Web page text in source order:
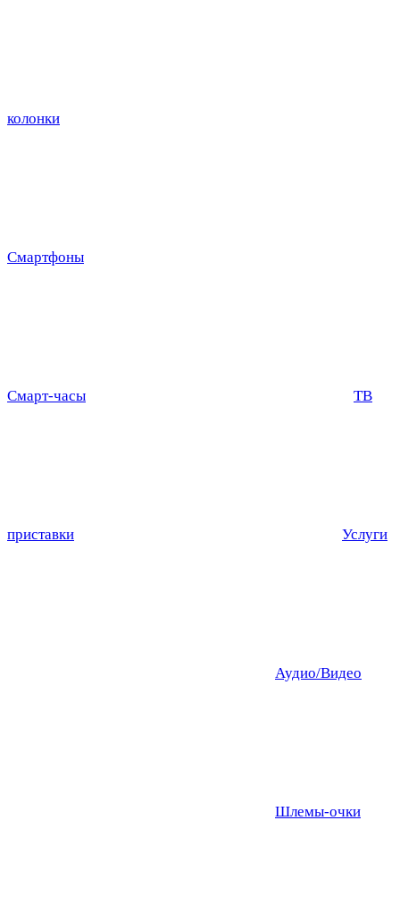
колонки
Смартфоны
Смарт-часы ТВ
приставки Услуги
Аудио/Видео
Шлемы-очки